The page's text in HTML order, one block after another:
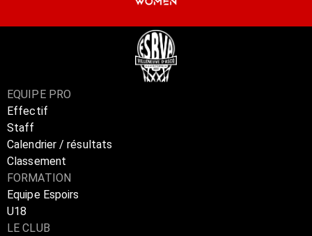
EQUIPE PRO
Effectif
Staff
Calendrier / résultats
Classement
FORMATION
Equipe Espoirs
U18
LE CLUB